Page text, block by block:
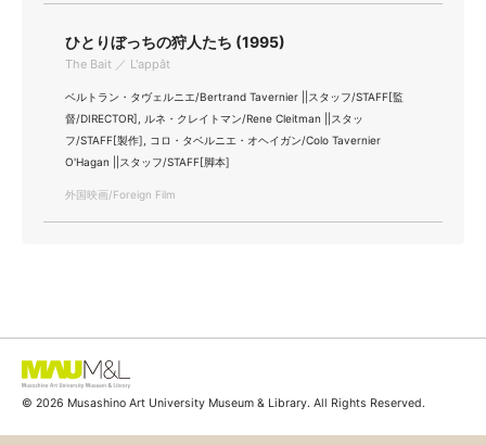
ひとりぼっちの狩人たち (1995)
The Bait ／ L'appât
ベルトラン・タヴェルニエ/Bertrand Tavernier ||スタッフ/STAFF[監
督/DIRECTOR], ルネ・クレイトマン/Rene Cleitman ||スタッ
フ/STAFF[製作], コロ・タベルニエ・オヘイガン/Colo Tavernier
O'Hagan ||スタッフ/STAFF[脚本]
外国映画/Foreign Film
© 2026 Musashino Art University Museum & Library. All Rights Reserved.